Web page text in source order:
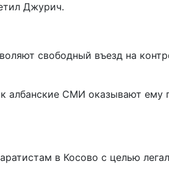
Джурич.
свободный въезд на
албанские СМИ оказывают ему
в Косово с целью